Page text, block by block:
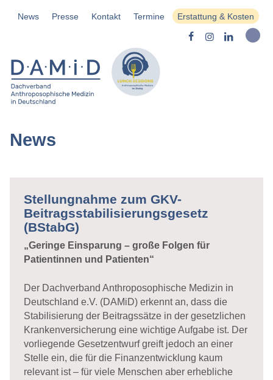
News Presse Kontakt Termine Erstattung & Kosten
News
Stellungnahme zum GKV-
Beitragsstabilisierungsgesetz
(BStabG)
„Geringe Einsparung – große Folgen für
Patientinnen und Patienten“
Der Dachverband Anthroposophische Medizin in
Deutschland e.V. (DAMiD) erkennt an, dass die
Stabilisierung der Beitragssätze in der gesetzlichen
Krankenversicherung eine wichtige Aufgabe ist. Der
vorliegende Gesetzentwurf greift jedoch an einer
Stelle ein, die für die Finanzentwicklung kaum
relevant ist – für viele Menschen aber erhebliche